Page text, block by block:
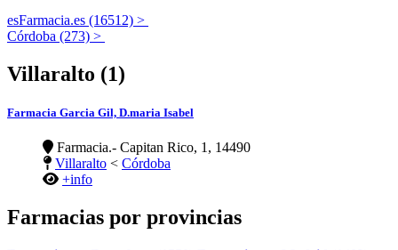
esFarmacia.es (16512) >
Córdoba (273) >
Villaralto (1)
Farmacia Garcia Gil, D.maria Isabel
Farmacia.- Capitan Rico, 1, 14490
Villaralto < Córdoba
+info
Farmacias por provincias